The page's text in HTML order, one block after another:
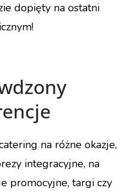
dopięty na ostatni
na różne okazje,
integracyjne, na
promocyjne, targi czy